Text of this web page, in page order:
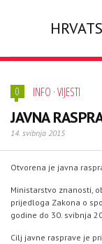
0 INFO ·VIJESTI
JAVNA
14. svibnja 2015
Otvorena je javna
Ministarstvo znanosti,
prijedloga Zakona o
godine do 30. svibnja
Cilj javne rasprave je